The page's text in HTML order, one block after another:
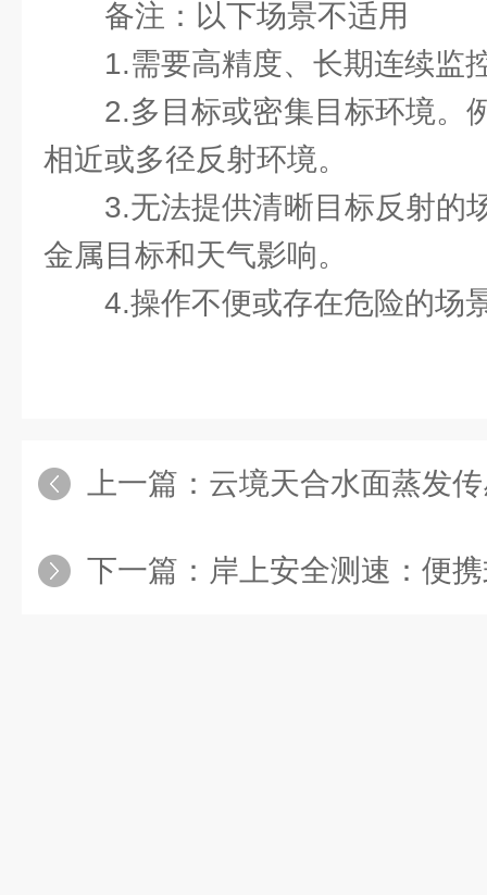
备注：以下场景不适用
1.需要高精度、长期连续监
2.多目标或密集目标环境。
相近或多径反射环境。
3.无法提供清晰目标反射的
金属目标和天气影响。
4.操作不便或存在危险的场
上一篇： 云境天合水面蒸发传感器精准捕捉作
下一篇： 岸上安全测速：便携式直读流速仪